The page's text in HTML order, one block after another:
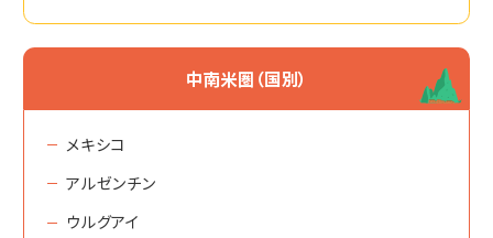
グラナダ
ビルバオ
バジャドリッド
サンティアゴ・デ・コンポステーラ
カディス
中南米圏（国別）
メキシコ
アルゼンチン
ウルグアイ